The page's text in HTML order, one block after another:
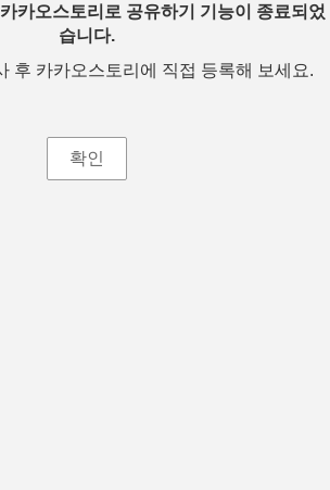
카오스토리로 공유하기 기능이 종료되었
습니다.
후 카카오스토리에 직접 등록해 보세요.
확인